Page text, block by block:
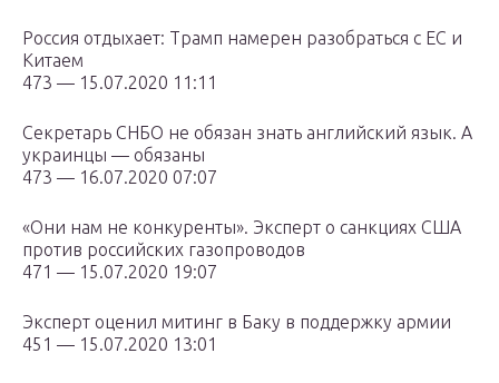
Россия отдыхает: Трамп намерен разобраться с ЕС и
Китаем
473 — 15.07.2020 11:11
Секретарь СНБО не обязан знать английский язык. А
украинцы — обязаны
473 — 16.07.2020 07:07
«Они нам не конкуренты». Эксперт о санкциях США
против российских газопроводов
471 — 15.07.2020 19:07
Эксперт оценил митинг в Баку в поддержку армии
451 — 15.07.2020 13:01